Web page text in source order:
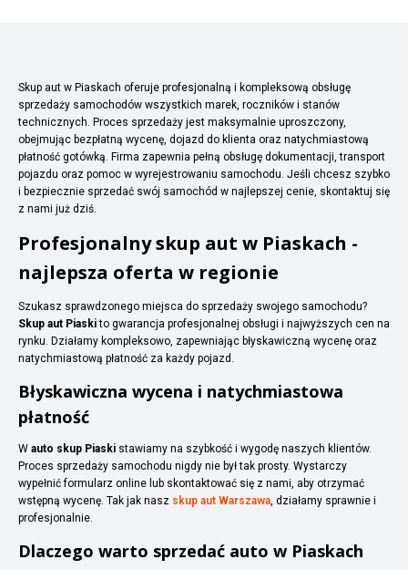
Skup aut w Piaskach oferuje profesjonalną i kompleksową obsługę
sprzedaży samochodów wszystkich marek, roczników i stanów
technicznych. Proces sprzedaży jest maksymalnie uproszczony,
obejmując bezpłatną wycenę, dojazd do klienta oraz natychmiastową
płatność gotówką. Firma zapewnia pełną obsługę dokumentacji, transport
pojazdu oraz pomoc w wyrejestrowaniu samochodu. Jeśli chcesz szybko
i bezpiecznie sprzedać swój samochód w najlepszej cenie, skontaktuj się
z nami już dziś.
Profesjonalny skup aut w Piaskach -
najlepsza oferta w regionie
Szukasz sprawdzonego miejsca do sprzedaży swojego samochodu?
Skup aut Piaskito gwarancja profesjonalnej obsługi i najwyższych cen na
rynku. Działamy kompleksowo, zapewniając błyskawiczną wycenę oraz
natychmiastową płatność za każdy pojazd.
Błyskawiczna wycena i natychmiastowa
płatność
W auto skup Piaski stawiamy na szybkość i wygodę naszych klientów.
Proces sprzedaży samochodu nigdy nie był tak prosty. Wystarczy
wypełnić formularz online lub skontaktować się z nami, aby otrzymać
wstępną wycenę. Tak jak nasz skup aut Warszawa, działamy sprawnie i
profesjonalnie.
Dlaczego warto sprzedać auto w Piaskach